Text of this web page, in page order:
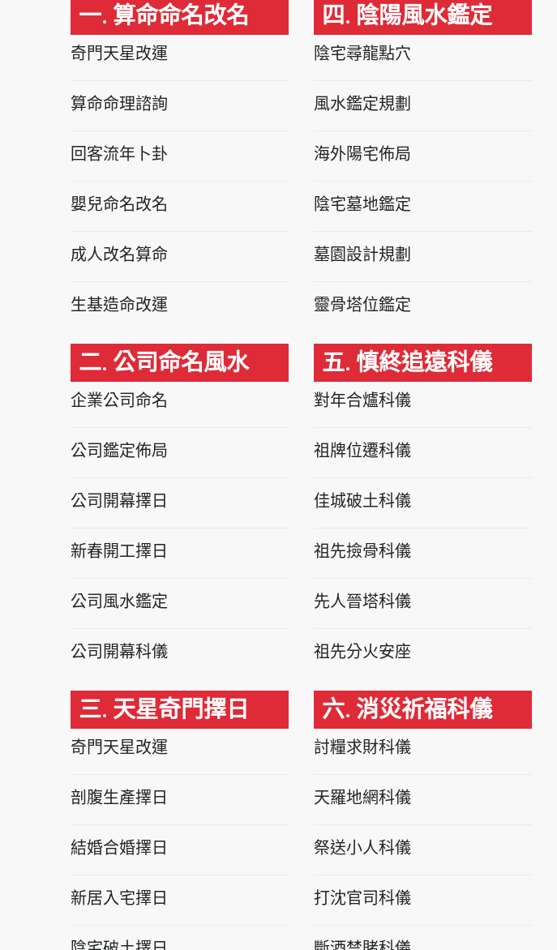
一. 算命命名改名
奇門天星改運
算命命理諮詢
回客流年卜卦
嬰兒命名改名
成人改名算命
生基造命改運
二. 公司命名風水
企業公司命名
公司鑑定佈局
公司開幕擇日
新春開工擇日
公司風水鑑定
公司開幕科儀
三. 天星奇門擇日
奇門天星改運
剖腹生產擇日
結婚合婚擇日
新居入宅擇日
四. 陰陽風水鑑定
陰宅尋龍點穴
風水鑑定規劃
海外陽宅佈局
陰宅墓地鑑定
墓園設計規劃
靈骨塔位鑑定
五. 慎終追遠科儀
對年合爐科儀
祖牌位遷科儀
佳城破土科儀
祖先撿骨科儀
先人晉塔科儀
祖先分火安座
六. 消災祈福科儀
討糧求財科儀
天羅地網科儀
祭送小人科儀
打沈官司科儀